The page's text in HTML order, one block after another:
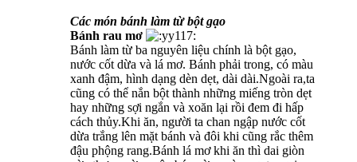
Các món bánh làm từ bột gạo
Bánh rau mơ
Bánh làm từ ba nguyên liệu chính là bột gạo,
nước cốt dừa và lá mơ. Bánh phải trong, có màu
xanh đậm, hình dạng dèn dẹt, dài dài.Ngoài ra,ta
cũng có thể nắn bột thành những miếng tròn dẹt
hay những sợi ngắn và xoăn lại rồi đem đi hấp
cách thủy.Khi ăn, người ta chan ngập nước cốt
dừa trắng lên mặt bánh và đôi khi cũng rắc thêm
đậu phộng rang.Bánh lá mơ khi ăn thì dai giòn